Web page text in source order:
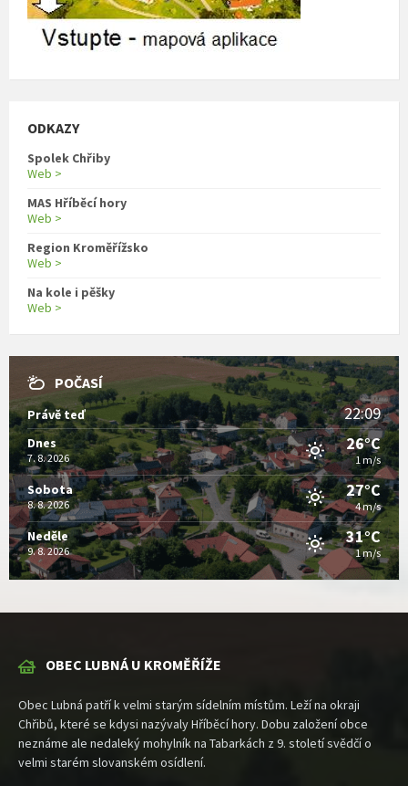
ODKAZY
Spolek Chřiby
Web >
MAS Hříběcí hory
Web >
Region Kroměřížsko
Web >
Na kole i pěšky
Web >
POČASÍ
Právě teď 22:09
Dnes
7. 8. 2026
26°C
1 m/s
Sobota
8. 8. 2026
27°C
4 m/s
Neděle
9. 8. 2026
31°C
1 m/s
OBEC LUBNÁ U KROMĚŘÍŽE
Obec Lubná patří k velmi starým sídelním místům. Leží na okraji
Chřibů, které se kdysi nazývaly Hříběcí hory. Dobu založení obce
neznáme ale nedaleký mohylník na Tabarkách z 9. století svědčí o
velmi starém slovanském osídlení.